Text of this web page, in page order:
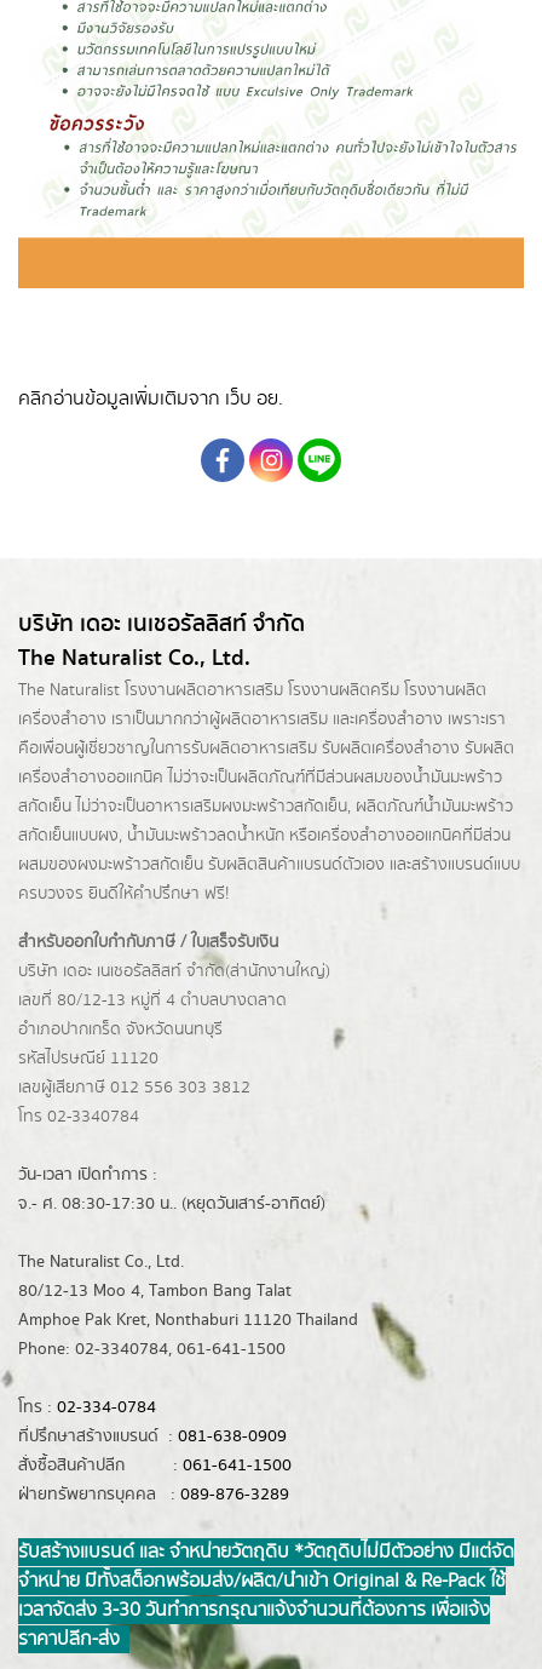
คลิกอ่านข้อมูลเพิ่มเติมจาก เว็บ อย.
บริษัท เดอะ เนเชอรัลลิสท์ จำกัด
The Naturalist Co., Ltd.
The Naturalist โรงงานผลิตอาหารเสริม โรงงานผลิตครีม โรงงานผลิต
เครื่องสำอาง เราเป็นมากกว่าผู้ผลิตอาหารเสริม และเครื่องสำอาง เพราะเรา
คือเพื่อนผู้เชี่ยวชาญในการรับผลิตอาหารเสริม รับผลิตเครื่องสำอาง รับผลิต
เครื่องสำอางออแกนิค ไม่ว่าจะเป็นผลิตภัณฑ์ที่มีส่วนผสมของน้ำมันมะพร้าว
สกัดเย็น ไม่ว่าจะเป็นอาหารเสริมผงมะพร้าวสกัดเย็น, ผลิตภัณฑ์น้ำมันมะพร้าว
สกัดเย็นแบบผง, น้ำมันมะพร้าวลดน้ำหนัก หรือเครื่องสำอางออแกนิคที่มีส่วน
ผสมของผงมะพร้าวสกัดเย็น รับผลิตสินค้าแบรนด์ตัวเอง และสร้างแบรนด์แบบ
ครบวงจร ยินดีให้คำปรึกษา ฟรี!
สำหรับออกใบกำกับภาษี / ใบเสร็จรับเงิน
บริษัท เดอะ เนเชอรัลลิสท์ จำกัด(ส่านักงานใหญ่)
เลขที่ 80/12-13 หมู่ที่ 4 ตำบลบางตลาด
อำเภอปากเกร็ด จังหวัดนนทบุรี
รหัสไปรษณีย์ 11120
เลขผู้เสียภาษี 012 556 303 3812
โทร 02-3340784
วัน-เวลา เปิดทำการ :
จ.- ศ. 08:30-17:30 น.. (หยุดวันเสาร์-อาทิตย์)
The Naturalist Co., Ltd.
80/12-13 Moo 4, Tambon Bang Talat
Amphoe Pak Kret, Nonthaburi 11120 Thailand
Phone: 02-3340784, 061-641-1500
โทร : 02-334-0784
ที่ปรึกษาสร้างแบรนด์ : 081-638-0909
สั่งซื้อสินค้าปลีก : 061-641-1500
ฝ่ายทรัพยากรบุคคล : 089-876-3289
รับสร้างแบรนด์ และ จำหน่ายวัตถุดิบ *วัตถุดิบไม่มีตัวอย่าง มีแต่จัด
จำหน่าย มีทั้งสต็อกพร้อมส่ง/ผลิต/นำเข้า Original & Re-Pack ใช้
เวลาจัดส่ง 3-30 วันทำการ กรุณาแจ้งจำนวนที่ต้องการ เพื่อแจ้ง
ราคาปลีก-ส่ง